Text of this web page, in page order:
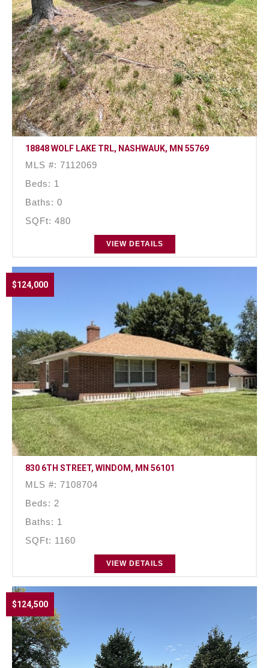
18848 WOLF LAKE TRL, NASHWAUK, MN 55769
MLS #: 7112069
Beds: 1
Baths: 0
SQFt: 480
VIEW DETAILS
$124,000
830 6TH STREET, WINDOM, MN 56101
MLS #: 7108704
Beds: 2
Baths: 1
SQFt: 1160
VIEW DETAILS
$124,500